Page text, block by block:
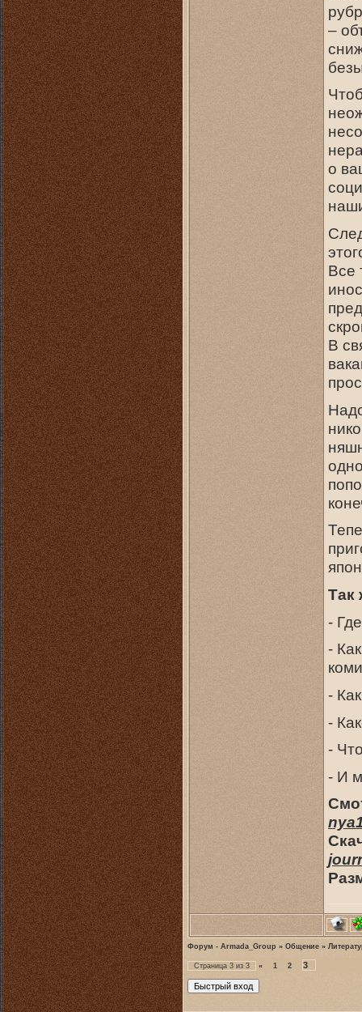
–
о
Все
В
Так
-
-
-
-
-
- И
Форум - Armada_Group » Общение »
Страница 3 из 3 « 1 2 3